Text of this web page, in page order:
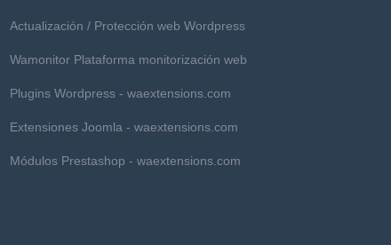
Actualización / Protección web Wordpress
Wamonitor Plataforma monitorización web
Plugins Wordpress - waextensions.com
Extensiones Joomla - waextensions.com
Módulos Prestashop - waextensions.com